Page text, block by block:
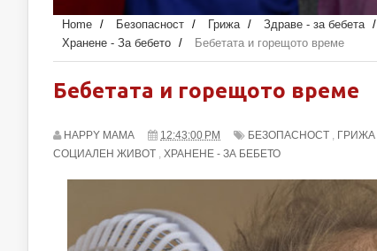
Home / Безопасност / Грижа / Здраве - за бебета /
Хранене - За бебето / Бебетата и горещото време
Бебетата и горещото време
HAPPY MAMA 12:43:00 PM БЕЗОПАСНОСТ , ГРИЖА
СОЦИАЛЕН ЖИВОТ , ХРАНЕНЕ - ЗА БЕБЕТО